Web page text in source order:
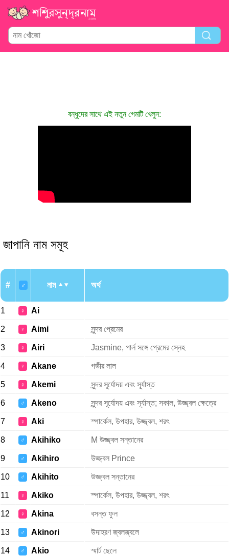
বন্ধুদের সাথে এই নতুন গেমটি খেলুন:
জাপানি নাম সমূহ
# ♂ নাম অর্থ
1 ♀ Ai
2 ♀ Aimi সুন্দর প্রেমের
3 ♀ Airi Jasmine, পার্ল সঙ্গে প্রেমের স্নেহ
4 ♀ Akane গভীর লাল
5 ♀ Akemi সুন্দর সূর্যোদয় এবং সূর্যাস্ত
6 ♂ Akeno সুন্দর সূর্যোদয় এবং সূর্যাস্ত; সকাল, উজ্জ্বল ক্ষেত্রে
7 ♀ Aki স্পার্কেল, উপহার, উজ্জ্বল, শরৎ
8 ♂ Akihiko M উজ্জ্বল সন্তানের
9 ♂ Akihiro উজ্জ্বল Prince
10 ♂ Akihito উজ্জ্বল সন্তানের
11 ♀ Akiko স্পার্কেল, উপহার, উজ্জ্বল, শরৎ
12 ♀ Akina বসন্ত ফুল
13 ♂ Akinori উদাহরণ জ্বলজ্বলে
14 ♂ Akio স্মার্ট ছেলে